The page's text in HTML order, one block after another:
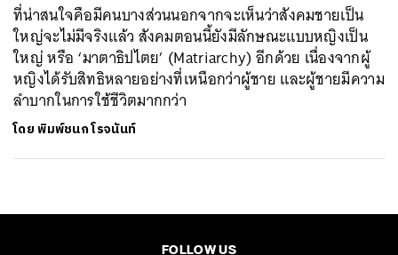
ที่น่าสนใจคือมีคนบางส่วนนอกจากจะเห็นว่าสังคมชายเป็น
ใหญ่จะไม่มีจริงแล้ว สังคมตอนนี้ยังมีลักษณะแบบหญิงเป็น
ใหญ่ หรือ ‘มาตาธิปไตย’ (Matriarchy) อีกด้วย เนื่องจากผู้
หญิงได้รับสิทธิหลายอย่างที่เหนือกว่าผู้ชาย และผู้ชายมีความ
ลำบากในการใช้ชีวิตมากกว่า
โดยพิมพ์ชนก โรจนันท์
FOLLOW US